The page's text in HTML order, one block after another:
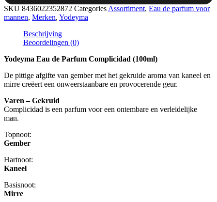
SKU 8436022352872 Categories Assortiment, Eau de parfum voor
mannen, Merken, Yodeyma
Beschrijving
Beoordelingen (0)
Yodeyma Eau de Parfum Complicidad (100ml)
De pittige afgifte van gember met het gekruide aroma van kaneel en
mirre creëert een onweerstaanbare en provocerende geur.
Varen – Gekruid
Complicidad is een parfum voor een ontembare en verleidelijke
man.
Topnoot:
Gember
Hartnoot:
Kaneel
Basisnoot:
Mirre